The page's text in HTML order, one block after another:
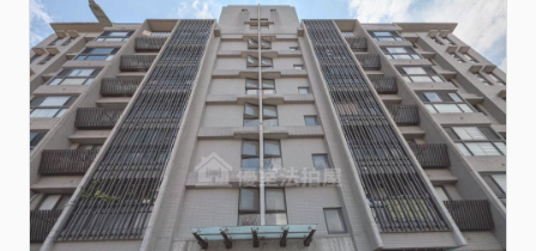
定，無息返還已經繳交之款
項，應買人、拍定人、債權
人、債務人均不得就代辦費
用等聲明返還，不同意之應
買人請勿參與本件標的之應
買。
六、債權人未查報系封建物
是否有海砂屋、輻射屋、地